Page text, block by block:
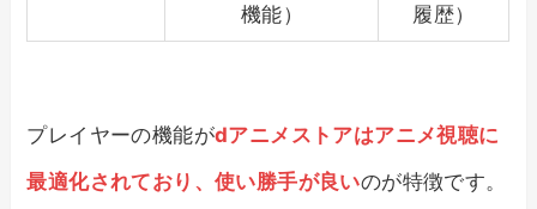
機能）
履歴）
プレイヤーの機能がdアニメストアはアニメ視聴に
最適化されており、使い勝手が良いのが特徴です。